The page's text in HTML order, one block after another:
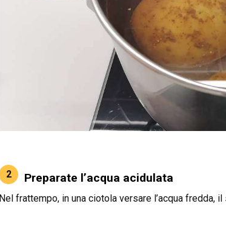
2 Preparate l’acqua acidulata
Nel frattempo, in una ciotola versare l’acqua fredda,